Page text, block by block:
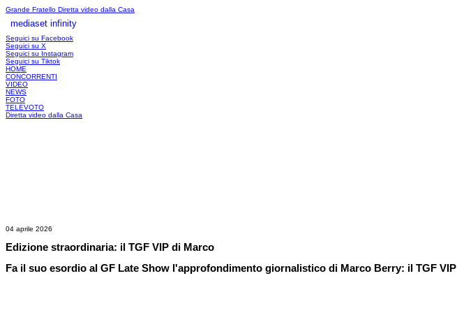
Grande Fratello Diretta video dalla Casa
mediaset infinity
Seguici su Facebook
Seguici su X
Seguici su Instagram
Seguici su Tiktok
HOME
CONCORRENTI
VIDEO
NEWS
FOTO
TELEVOTO
Diretta video dalla Casa
04 aprile 2026
Edizione straordinaria: il TGF VIP di Marco
Fa il suo esordio al GF Late Show l'approfondimento giornalistico di Marco Berry: il TGF VIP